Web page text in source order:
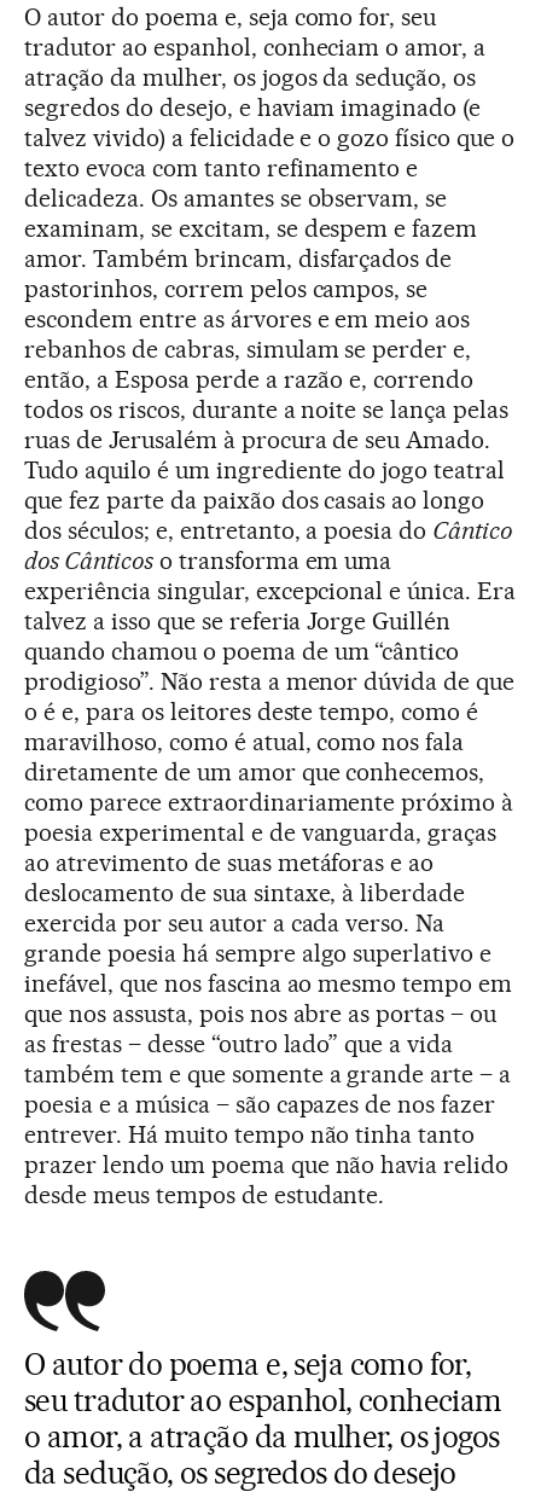
O autor do poema e, seja como for, seu
tradutor ao espanhol, conheciam o amor, a
atração da mulher, os jogos da sedução, os
segredos do desejo, e haviam imaginado (e
talvez vivido) a felicidade e o gozo físico que o
texto evoca com tanto refinamento e
delicadeza. Os amantes se observam, se
examinam, se excitam, se despem e fazem
amor. Também brincam, disfarçados de
pastorinhos, correm pelos campos, se
escondem entre as árvores e em meio aos
rebanhos de cabras, simulam se perder e,
então, a Esposa perde a razão e, correndo
todos os riscos, durante a noite se lança pelas
ruas de Jerusalém à procura de seu Amado.
Tudo aquilo é um ingrediente do jogo teatral
que fez parte da paixão dos casais ao longo
dos séculos; e, entretanto, a poesia do Cântico
dos Cânticoso transforma em uma
experiência singular, excepcional e única. Era
talvez a isso que se referia Jorge Guillén
quando chamou o poema de um “cântico
prodigioso”. Não resta a menor dúvida de que
o é e, para os leitores deste tempo, como é
maravilhoso, como é atual, como nos fala
diretamente de um amor que conhecemos,
como parece extraordinariamente próximo à
poesia experimental e de vanguarda, graças
ao atrevimento de suas metáforas e ao
deslocamento de sua sintaxe, à liberdade
exercida por seu autor a cada verso. Na
grande poesia há sempre algo superlativo e
inefável, que nos fascina ao mesmo tempo em
que nos assusta, pois nos abre as portas – ou
as frestas – desse “outro lado” que a vida
também tem e que somente a grande arte – a
poesia e a música – são capazes de nos fazer
entrever. Há muito tempo não tinha tanto
prazer lendo um poema que não havia relido
desde meus tempos de estudante.
O autor do poema e, seja como for,
seu tradutor ao espanhol, conheciam
o amor, a atração da mulher, os jogos
da sedução, os segredos do desejo